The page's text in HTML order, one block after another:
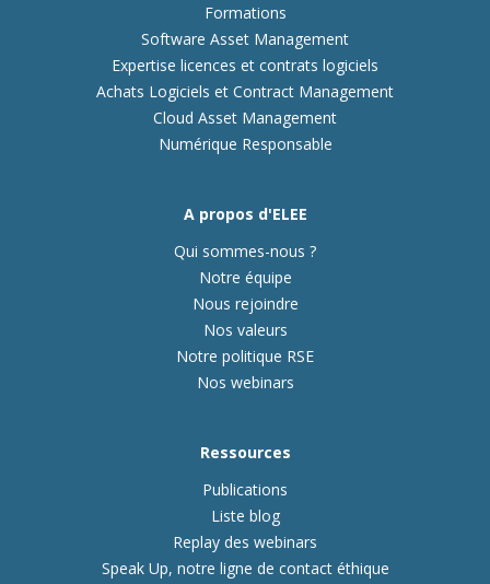
Formations
Software Asset Management
Expertise licences et contrats logiciels
Achats Logiciels et Contract Management
Cloud Asset Management
Numérique Responsable
A propos d'ELEE
Qui sommes-nous ?
Notre équipe
Nous rejoindre
Nos valeurs
Notre politique RSE
Nos webinars
Ressources
Publications
Liste blog
Replay des webinars
Speak Up, notre ligne de contact éthique